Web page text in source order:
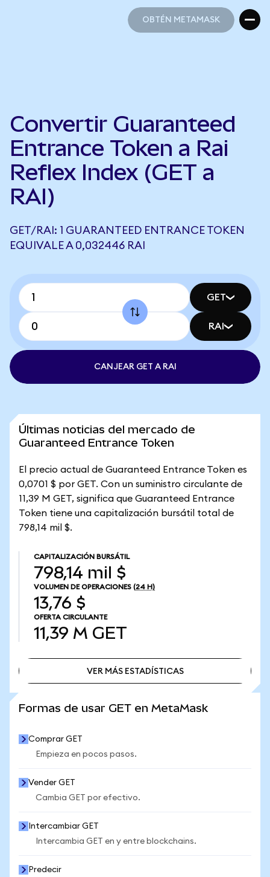
OBTÉN METAMASK
Convertir Guaranteed
Entrance Token a Rai
Reflex Index (GET a
RAI)
GET/RAI: 1 GUARANTEED ENTRANCE TOKEN
EQUIVALE A 0,032446 RAI
GET
RAI
CANJEAR GET A RAI
Últimas noticias del mercado de
Guaranteed Entrance Token
El precio actual de Guaranteed Entrance Token es
0,0701 $ por GET. Con un suministro circulante de
11,39 M GET, significa que Guaranteed Entrance
Token tiene una capitalización bursátil total de
798,14 mil $.
CAPITALIZACIÓN BURSÁTIL
798,14 mil $
VOLUMEN DE OPERACIONES (24 H)
13,76 $
OFERTA CIRCULANTE
11,39 M GET
VER MÁS ESTADÍSTICAS
Formas de usar GET en MetaMask
Comprar GET
Empieza en pocos pasos.
Vender GET
Cambia GET por efectivo.
Intercambiar GET
Intercambia GET en y entre blockchains.
Predecir